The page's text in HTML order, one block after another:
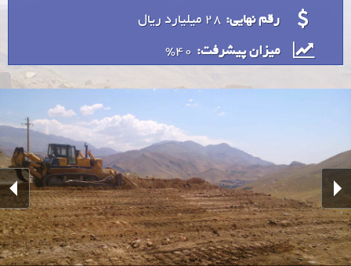
رقم نهایی: 28 میلیارد ريال
میزان پیشرفت: 40%